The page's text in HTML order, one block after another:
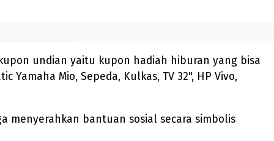
undian yaitu kupon hadiah hiburan yang bisa
Mio, Sepeda, Kulkas, TV 32", HP Vivo,
menyerahkan bantuan sosial secara simbolis